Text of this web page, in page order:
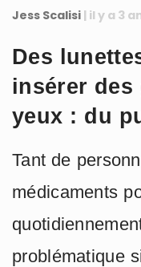
Jess Scalisi | il y a 3
Des
insérer
yeux : du
Tant de
médicaments
problématique